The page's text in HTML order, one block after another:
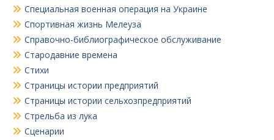
Специальная военная операция на Украине
Спортивная жизнь Мелеуза
Справочно-библиографическое обслуживание
Стародавние времена
Стихи
Страницы истории предприятий
Страницы истории сельхозпредприятий
Стрельба из лука
Сценарии